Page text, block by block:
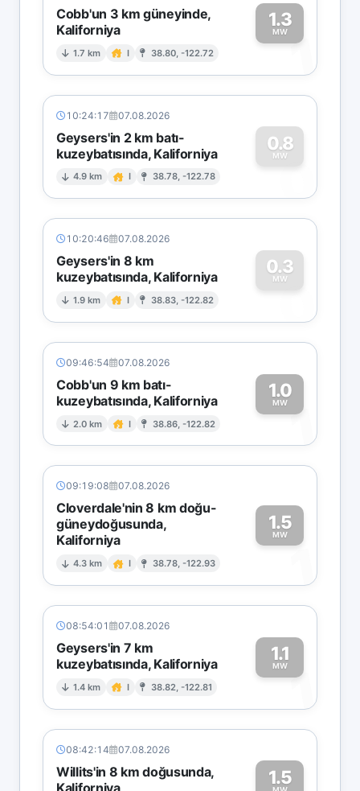
Cobb'un 3 km güneyinde,
Kaliforniya
1.7 km I 38.80, -122.72
1.3
MW1
10:24:17 07.08.2026
Geysers'in 2 km batı-
kuzeybatısında, Kaliforniya
4.9 km I 38.78, -122.78
0.8
MW
0
10:20:46 07.08.2026
Geysers'in 8 km
kuzeybatısında, Kaliforniya
1.9 km I 38.83, -122.82
0.3
MW
0
09:46:54 07.08.2026
Cobb'un 9 km batı-
kuzeybatısında, Kaliforniya
2.0 km I 38.86, -122.82
1.0
MW1
09:19:08 07.08.2026
Cloverdale'nin 8 km doğu-
güneydoğusunda,
Kaliforniya
4.3 km I 38.78, -122.93
1.5
MW
1
08:54:01 07.08.2026
Geysers'in 7 km
kuzeybatısında, Kaliforniya
1.4 km I 38.82, -122.81
1.1
MW1
08:42:14 07.08.2026
Willits'in 8 km doğusunda,
Kaliforniya
1.5